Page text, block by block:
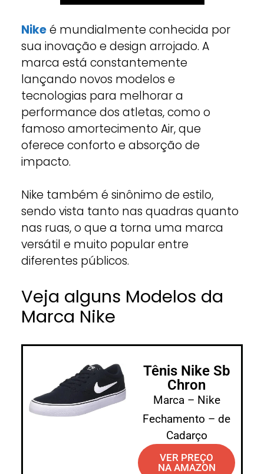
Nikeé mundialmente conhecida por
sua inovação e design arrojado. A
marca está constantemente
lançando novos modelos e
tecnologias para melhorar a
performance dos atletas, como o
famoso amortecimento Air, que
oferece conforto e absorção de
impacto.
Nike também é sinônimo de estilo,
sendo vista tanto nas quadras quanto
nas ruas, o que a torna uma marca
versátil e muito popular entre
diferentes públicos.
Veja alguns Modelos da
Marca Nike
Tênis Nike Sb
Chron
Marca – Nike
Fechamento – de
Cadarço
VER PREÇO
NA AMAZON